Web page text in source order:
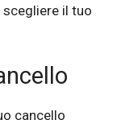
il tuo
cancello